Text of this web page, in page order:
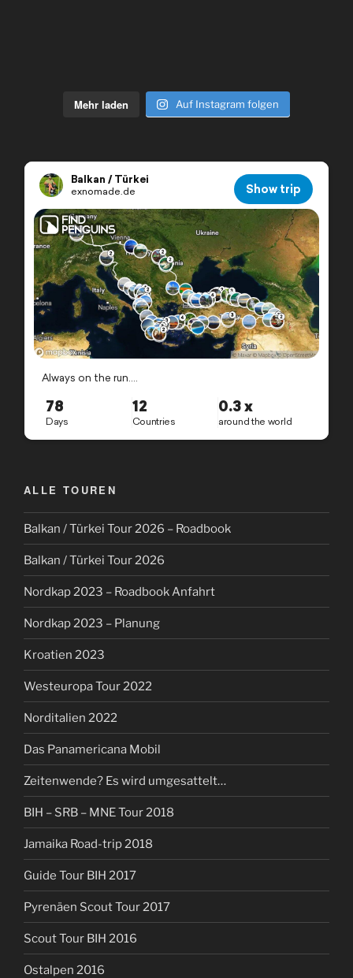
Mehr laden Auf Instagram folgen
ALLE TOUREN
Balkan / Türkei Tour 2026 – Roadbook
Balkan / Türkei Tour 2026
Nordkap 2023 – Roadbook Anfahrt
Nordkap 2023 – Planung
Kroatien 2023
Westeuropa Tour 2022
Norditalien 2022
Das Panamericana Mobil
Zeitenwende? Es wird umgesattelt…
BIH – SRB – MNE Tour 2018
Jamaika Road-trip 2018
Guide Tour BIH 2017
Pyrenäen Scout Tour 2017
Scout Tour BIH 2016
Ostalpen 2016